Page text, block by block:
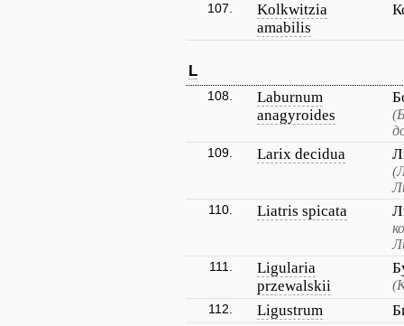
107.
Kolkwitzia
amabilis
L
108.
Laburnum
anagyroides
109. Larix decidua
110. Liatris spicata
111.
Ligularia
przewalskii
112. Ligustrum